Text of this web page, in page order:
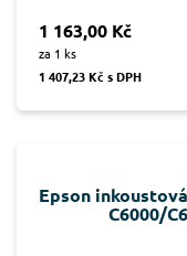
1 163,00 Kč
za 1 ks
1 407,23 Kč s DPH
Epson
C6000/